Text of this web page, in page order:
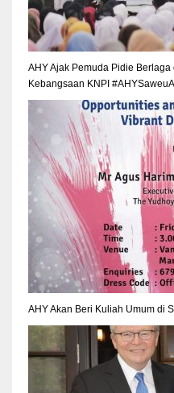
AHY Ajak Pemuda Pidie
Kebangsaan KNPI
AHY Akan Beri Kuliah Umum di